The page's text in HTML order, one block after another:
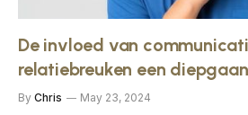
De invloed van
relatiebreuken een
By Chris May 23, 2024